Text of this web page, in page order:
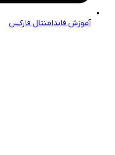
آموزش فاندامنتال فارکس